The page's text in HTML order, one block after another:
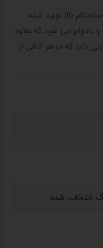
بالا تولید شده
بادوام می شود که علاوه
دارد که در هر اتاقی از